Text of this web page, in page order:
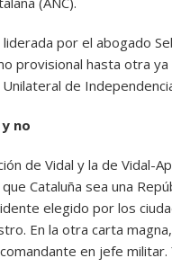
liderada por el abogado
provisional hasta otra
Unilateral de
no
de Vidal y la de Vidal-
Cataluña sea una
elegido por los
En la otra carta
en jefe